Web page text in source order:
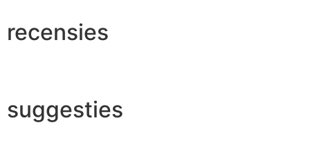
recensies
suggesties